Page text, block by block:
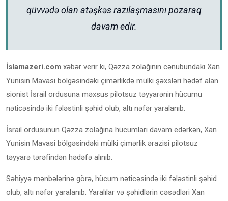
qüvvədə olan atəşkəs razılaşmasını pozaraq
davam edir.
İslamazeri.com xəbər verir ki, Qəzza zolağının cənubundakı Xan
Yunisin Mavasi bölgəsindəki çimərlikdə mülki şəxsləri hədəf alan
sionist İsrail ordusuna məxsus pilotsuz təyyarənin hücumu
nəticəsində iki fələstinli şəhid olub, altı nəfər yaralanıb.
İsrail ordusunun Qəzza zolağına hücumları davam edərkən, Xan
Yunisin Mavasi bölgəsindəki mülki çimərlik ərazisi pilotsuz
təyyarə tərəfindən hədəfə alınıb.
Səhiyyə mənbələrinə görə, hücum nəticəsində iki fələstinli şəhid
olub, altı nəfər yaralanıb. Yaralılar və şəhidlərin cəsədləri Xan